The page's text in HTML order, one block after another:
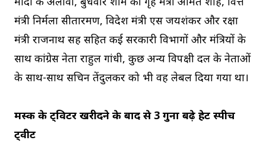
मोदी के अलावा, बुधवार शाम को गृह मंत्री अमित शाह, वित्त
मंत्री निर्मला सीतारमण, विदेश मंत्री एस जयशंकर और रक्षा
मंत्री राजनाथ सिंह सहित कई सरकारी विभागों और मंत्रियों के
साथ कांग्रेस नेता राहुल गांधी, कुछ अन्य विपक्षी दल के नेताओं
के साथ-साथ सचिन तेंदुलकर को भी वह लेबल दिया गया था।
मस्क के ट्विटर खरीदने के बाद से 3 गुना बढ़े हेट स्पीच
ट्वीट